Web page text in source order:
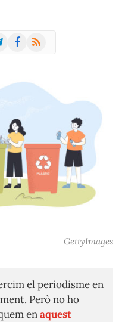
Facebook
RSS
GettyImages
el periodisme en
Però no ho
enaquest